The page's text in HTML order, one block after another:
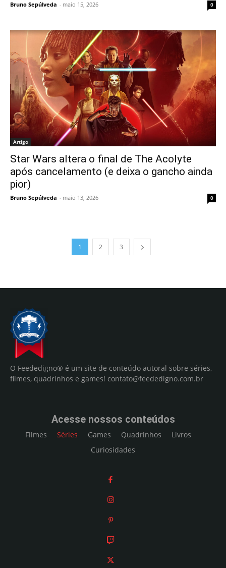
Bruno Sepúlveda - maio 15, 2026 0
Artigo
Star Wars altera o final de The Acolyte
após cancelamento (e deixa o gancho ainda
pior)
Bruno Sepúlveda - maio 13, 2026 0
1 2 3
O Feededigno® é um site de conteúdo autoral sobre séries,
filmes, quadrinhos e games! contato@feededigno.com.br
Acesse nossos conteúdos
Filmes Séries Games Quadrinhos
Livros
Curiosidades